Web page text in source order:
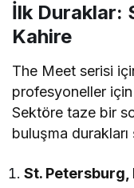
İlk Duraklar:
Kahire
The Meet serisi
profesyoneller için
Sektöre taze bir
buluşma
St. Petersburg,